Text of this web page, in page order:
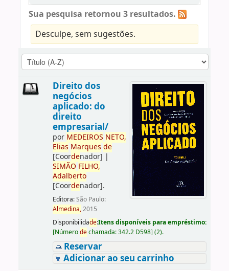
Sua pesquisa retornou 3 resultados.
Desculpe, sem sugestões.
Direito dos
negócios
aplicado: do
direito
empresarial/
por MEDEIROS NETO,
Elias Marques de
[Coordenador] |
SIMÃO FILHO,
Adalberto
[Coordenador].
Editora:São Paulo:
Almedina,2015
Disponibilidade:Itens disponíveis para empréstimo:
[Númerodechamada:342.2 D598] (2).
Reservar
Adicionar ao seu carrinho